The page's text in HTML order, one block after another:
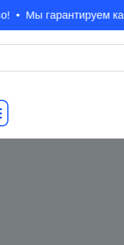
Мы гарантируем